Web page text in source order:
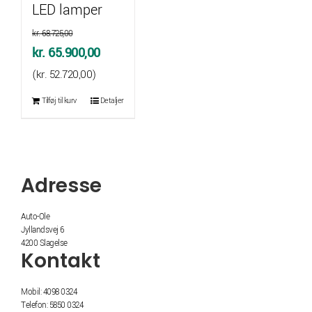
LED lamper
kr.68.725,00
Den
oprindelige
pris
kr. 65.900,00Den
pris
(kr. 52.720,00)
Tilføj til kurv Detaljer
Adresse
Auto-Ole
Jyllandsvej 6
4200 Slagelse
Kontakt
Mobil: 4098 0324
Telefon: 5850 0324